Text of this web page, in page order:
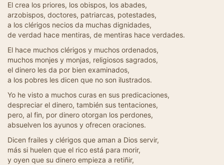
El crea los priores, los obispos, los abades,
arzobispos, doctores, patriarcas, potestades,
a los clérigos necios da muchas dignidades,
de verdad hace mentiras, de mentiras hace verdades.
El hace muchos clérigos y muchos ordenados,
muchos monjes y monjas, religiosos sagrados,
el dinero les da por bien examinados,
a los pobres les dicen que no son ilustrados.
Yo he visto a muchos curas en sus predicaciones,
despreciar el dinero, también sus tentaciones,
pero, al fin, por dinero otorgan los perdones,
absuelven los ayunos y ofrecen oraciones.
Dicen frailes y clérigos que aman a Dios servir,
más si huelen que el rico está para morir,
y oyen que su dinero empieza a retiñir,